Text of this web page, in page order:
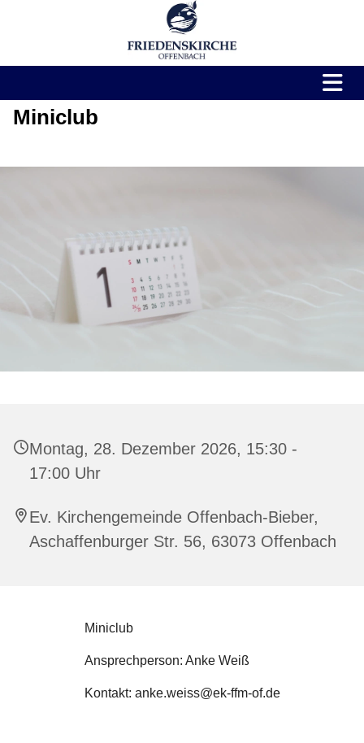
Miniclub
Montag, 28. Dezember 2026, 15:30 -
17:00 Uhr
Ev. Kirchengemeinde Offenbach-Bieber,
Aschaffenburger Str. 56, 63073 Offenbach
Miniclub
Ansprechperson: Anke Weiß
Kontakt: anke.weiss@ek-ffm-of.de